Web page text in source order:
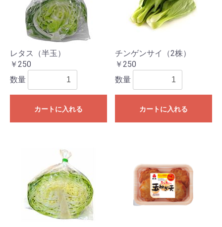
レタス（半玉）
￥250
数量
カートに入れる
チンゲンサイ（2株）
￥250
数量
カートに入れる